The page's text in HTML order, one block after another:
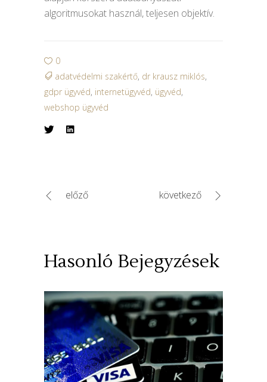
algoritmusokat használ, teljesen objektív.
0
adatvédelmi szakértő, dr krausz miklós,
gdpr ügyvéd, internetügyvéd, ügyvéd,
webshop ügyvéd
előző következő
Hasonló Bejegyzések